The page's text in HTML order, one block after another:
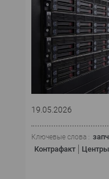
19.05.2026
Ключевые слова :
Контрафакт